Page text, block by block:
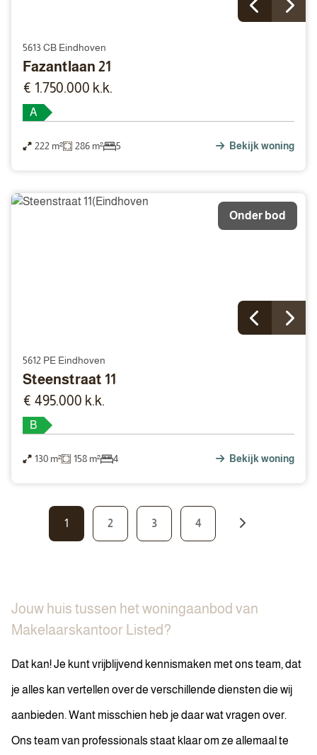
5613 CB Eindhoven
Fazantlaan 21
€ 1.750.000 k.k.
A
222 m² 286 m² 5 Bekijk woning
Onder bod
5612 PE Eindhoven
Steenstraat 11
€ 495.000 k.k.
B
130 m² 158 m² 4 Bekijk woning
1 2 3 4
Jouw huis tussen het woningaanbod van
Makelaarskantoor Listed?
Dat kan! Je kunt vrijblijvend kennismaken met ons team, dat
je alles kan vertellen over de verschillende diensten die wij
aanbieden. Want misschien heb je daar wat vragen over.
Ons team van professionals staat klaar om ze allemaal te